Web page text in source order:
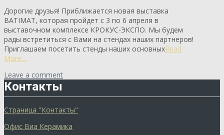
Дорогие друзья! Приближается новая выставка
BATIMAT, которая пройдет с 3 по 6 апреля в
выставочном комплексе КРОКУС-ЭКСПО. Мы будем
рады встретиться с Вами на стендах наших партнеров!
Приглашаем посетить стенды наших основныхRead
More…
Leave a comment
Контакты
Страница "Контакты"
Офис Виа Керамика